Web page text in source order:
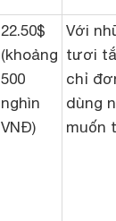
22.50$
(khoảng
500
nghìn
VNĐ)
Với
tươi
chỉ
dùng
muốn